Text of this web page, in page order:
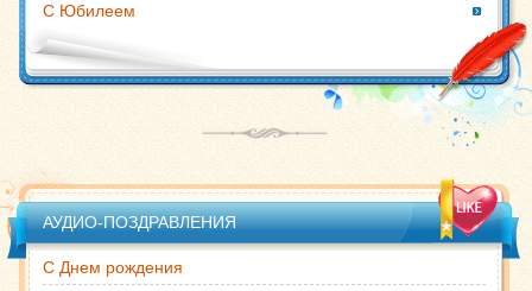
С Юбилеем
АУДИО-ПОЗДРАВЛЕНИЯ
С Днем рождения